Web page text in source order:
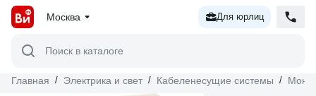
Москва Для юрлиц
Поиск в каталоге
Главная / Электрика и свет / Кабеленесущие системы /